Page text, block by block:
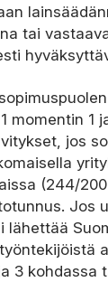
tai
momentin 1
jos
(244/
Jos
lähettää
3 kohdassa